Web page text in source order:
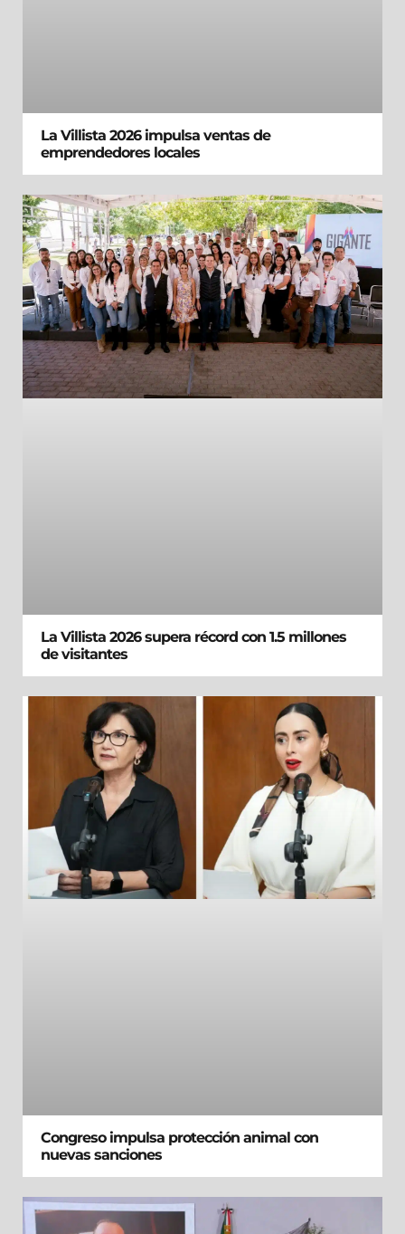
La Villista 2026 impulsa ventas de
emprendedores locales
La Villista 2026 supera récord con 1.5 millones
de visitantes
Congreso impulsa protección animal con
nuevas sanciones